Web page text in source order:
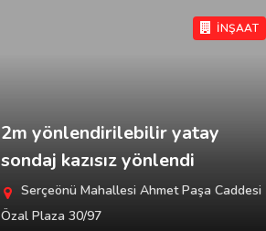
İNŞAAT
2m yönlendirilebilir yatay
sondaj kazısız yönlendi
Serçeönü Mahallesi Ahmet Paşa Caddesi
Özal Plaza 30/97